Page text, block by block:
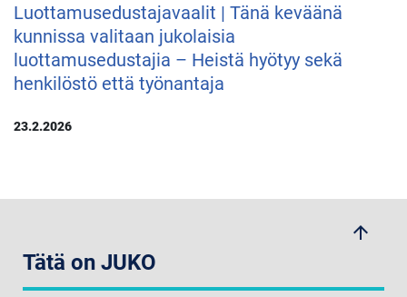
Luottamusedustajavaalit | Tänä keväänä
kunnissa valitaan jukolaisia
luottamusedustajia – Heistä hyötyy sekä
henkilöstö että työnantaja
23.2.2026
arrow_upwards
Tätä on JUKO